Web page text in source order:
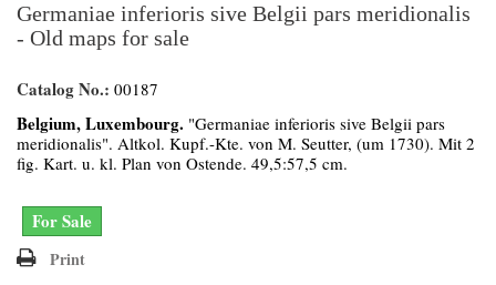
Germaniae inferioris sive Belgii pars meridionalis
- Old maps for sale
Catalog No.: 00187
Belgium, Luxembourg. "Germaniae inferioris sive Belgii pars
meridionalis". Altkol. Kupf.-Kte. von M. Seutter, (um 1730). Mit 2
fig. Kart. u. kl. Plan von Ostende. 49,5:57,5 cm.
For Sale
Print